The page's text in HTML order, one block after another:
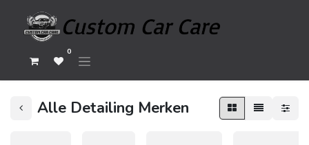
0
Alle Detailing Merken